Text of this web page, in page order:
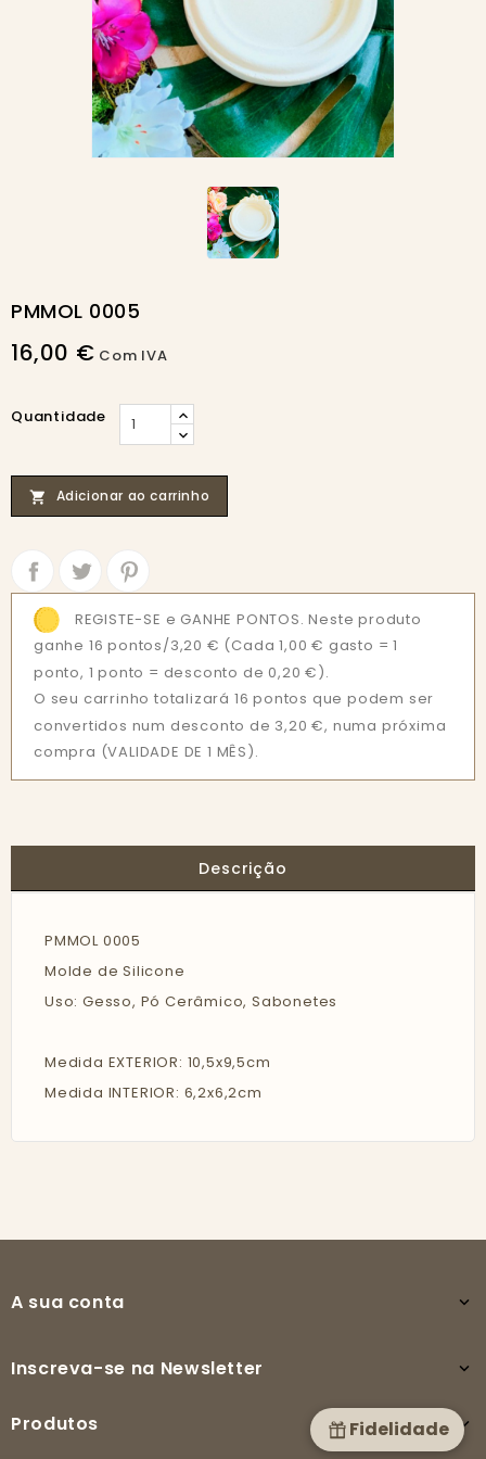
PMMOL 0005
16,00 € Com IVA
Quantidade
 Adicionar ao carrinho
REGISTE-SE e GANHE PONTOS. Neste produto
ganhe 16 pontos/3,20 € (Cada 1,00 € gasto = 1
ponto, 1 ponto = desconto de 0,20 €).
O seu carrinho totalizará 16 pontos que podem ser
convertidos num desconto de 3,20 €, numa próxima
compra (VALIDADE DE 1 MÊS).
Descrição
PMMOL 0005
Molde de Silicone
Uso: Gesso, Pó Cerâmico, Sabonetes
Medida EXTERIOR: 10,5x9,5cm
Medida INTERIOR: 6,2x6,2cm
A sua conta 
Inscreva-se na Newsletter 
Produtos 
Fidelidade